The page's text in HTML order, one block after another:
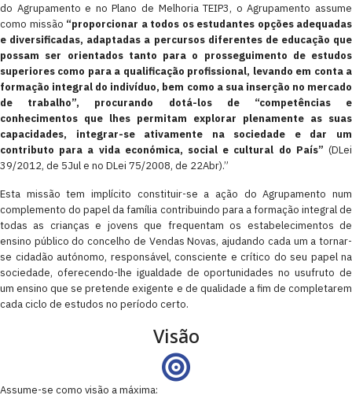
do Agrupamento e no Plano de Melhoria TEIP3, o Agrupamento assume
como missão “proporcionar a todos os estudantes opções adequadas
e diversificadas, adaptadas a percursos diferentes de educação que
possam ser orientados tanto para o prosseguimento de estudos
superiores como para a qualificação profissional, levando em conta a
formação integral do indivíduo, bem como a sua inserção no mercado
de trabalho”, procurando dotá-los de “competências e
conhecimentos que lhes permitam explorar plenamente as suas
capacidades, integrar-se ativamente na sociedade e dar um
contributo para a vida económica, social e cultural do País” (DLei
39/2012, de 5Jul e no DLei 75/2008, de 22Abr).”
Esta missão tem implícito constituir-se a ação do Agrupamento num
complemento do papel da família contribuindo para a formação integral de
todas as crianças e jovens que frequentam os estabelecimentos de
ensino público do concelho de Vendas Novas, ajudando cada um a tornar-
se cidadão autónomo, responsável, consciente e crítico do seu papel na
sociedade, oferecendo-lhe igualdade de oportunidades no usufruto de
um ensino que se pretende exigente e de qualidade a fim de completarem
cada ciclo de estudos no período certo.
Visão
Assume-se como visão a máxima: